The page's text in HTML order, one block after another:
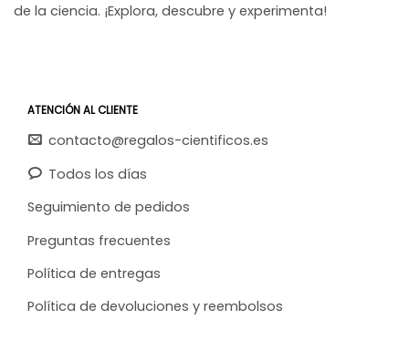
de la ciencia. ¡Explora, descubre y experimenta!
ATENCIÓN AL CLIENTE
contacto@regalos-cientificos.es
Todos los días
Seguimiento de pedidos
Preguntas frecuentes
Política de entregas
Política de devoluciones y reembolsos